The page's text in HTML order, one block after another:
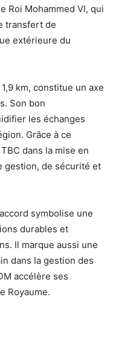
Roi Mohammed VI, qui
transfert de
extérieure du
km, constitue un axe
Son bon
les échanges
Grâce à ce
dans la mise en
gestion, de sécurité et
symbolise une
durables et
Il marque aussi une
dans la gestion des
accélère ses
Royaume.